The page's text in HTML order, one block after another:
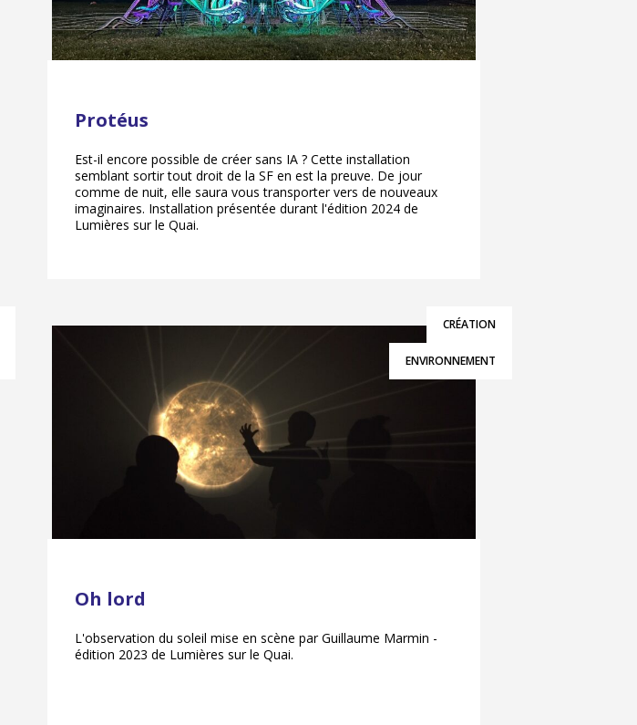
Protéus
Est-il encore possible de créer sans IA ? Cette installation
semblant sortir tout droit de la SF en est la preuve. De jour
comme de nuit, elle saura vous transporter vers de nouveaux
imaginaires. Installation présentée durant l'édition 2024 de
Lumières sur le Quai.
CRÉATION
ENVIRONNEMENT
Oh lord
L'observation du soleil mise en scène par Guillaume Marmin -
édition 2023 de Lumières sur le Quai.